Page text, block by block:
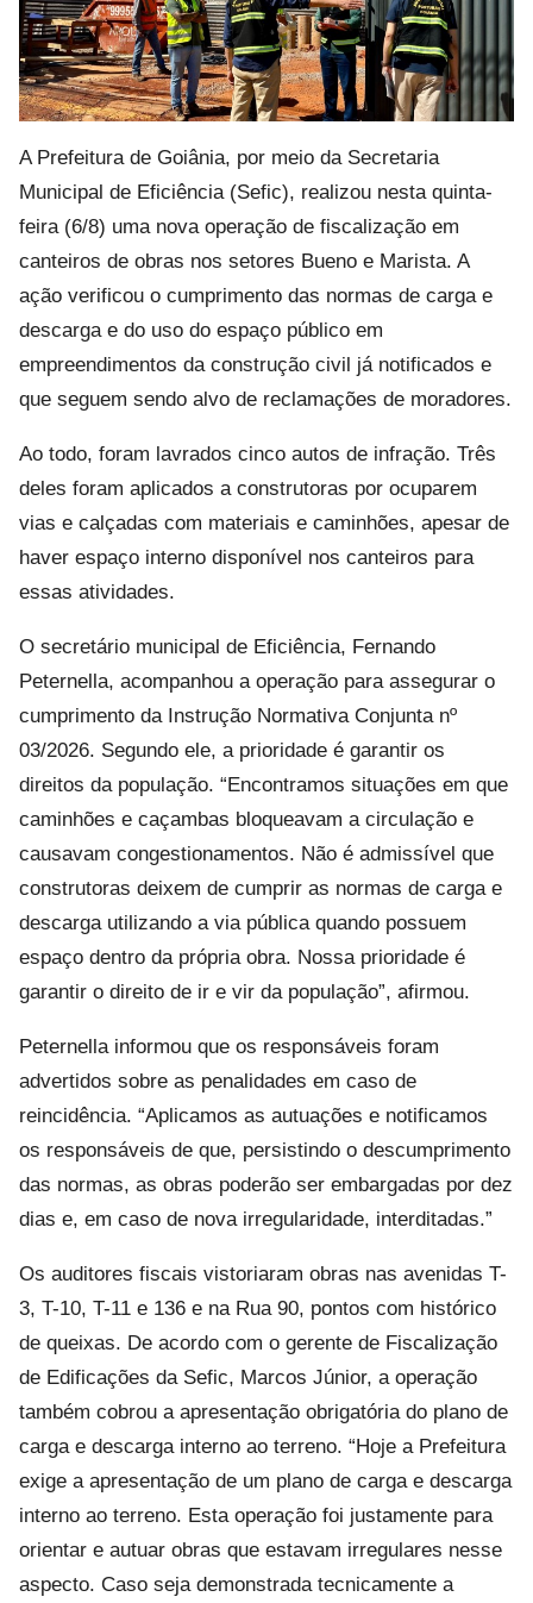
A Prefeitura de Goiânia, por meio da Secretaria
Municipal de Eficiência (Sefic), realizou nesta quinta-
feira (6/8) uma nova operação de fiscalização em
canteiros de obras nos setores Bueno e Marista. A
ação verificou o cumprimento das normas de carga e
descarga e do uso do espaço público em
empreendimentos da construção civil já notificados e
que seguem sendo alvo de reclamações de moradores.
Ao todo, foram lavrados cinco autos de infração. Três
deles foram aplicados a construtoras por ocuparem
vias e calçadas com materiais e caminhões, apesar de
haver espaço interno disponível nos canteiros para
essas atividades.
O secretário municipal de Eficiência, Fernando
Peternella, acompanhou a operação para assegurar o
cumprimento da Instrução Normativa Conjunta nº
03/2026. Segundo ele, a prioridade é garantir os
direitos da população. “Encontramos situações em que
caminhões e caçambas bloqueavam a circulação e
causavam congestionamentos. Não é admissível que
construtoras deixem de cumprir as normas de carga e
descarga utilizando a via pública quando possuem
espaço dentro da própria obra. Nossa prioridade é
garantir o direito de ir e vir da população”, afirmou.
Peternella informou que os responsáveis foram
advertidos sobre as penalidades em caso de
reincidência. “Aplicamos as autuações e notificamos
os responsáveis de que, persistindo o descumprimento
das normas, as obras poderão ser embargadas por dez
dias e, em caso de nova irregularidade, interditadas.”
Os auditores fiscais vistoriaram obras nas avenidas T-
3, T-10, T-11 e 136 e na Rua 90, pontos com histórico
de queixas. De acordo com o gerente de Fiscalização
de Edificações da Sefic, Marcos Júnior, a operação
também cobrou a apresentação obrigatória do plano de
carga e descarga interno ao terreno. “Hoje a Prefeitura
exige a apresentação de um plano de carga e descarga
interno ao terreno. Esta operação foi justamente para
orientar e autuar obras que estavam irregulares nesse
aspecto. Caso seja demonstrada tecnicamente a